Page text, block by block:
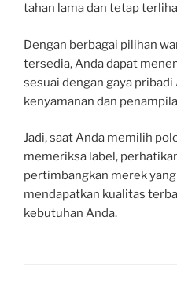
tahan lama dan tetap
Dengan berbagai pilihan
tersedia, Anda dapat
sesuai dengan gaya
kenyamanan dan
Jadi, saat Anda memilih
memeriksa label,
pertimbangkan merek
mendapatkan kualitas
kebutuhan Anda.